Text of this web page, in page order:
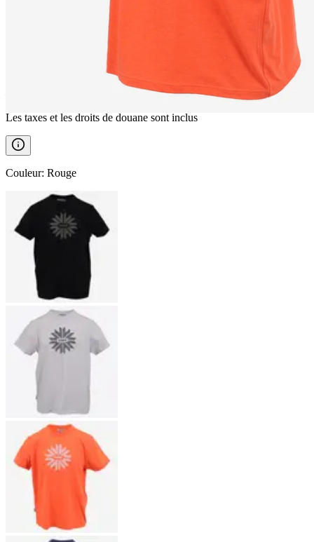
LANGAVÍK
Les taxes et les droits de douane sont inclus
Couleur: Rouge